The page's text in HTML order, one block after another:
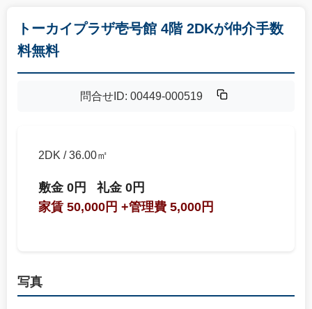
トーカイプラザ壱号館 4階 2DKが仲介手数
料無料
問合せID: 00449-000519
2DK / 36.00㎡
敷金 0円
礼金 0円
家賃 50,000円 +管理費 5,000円
写真